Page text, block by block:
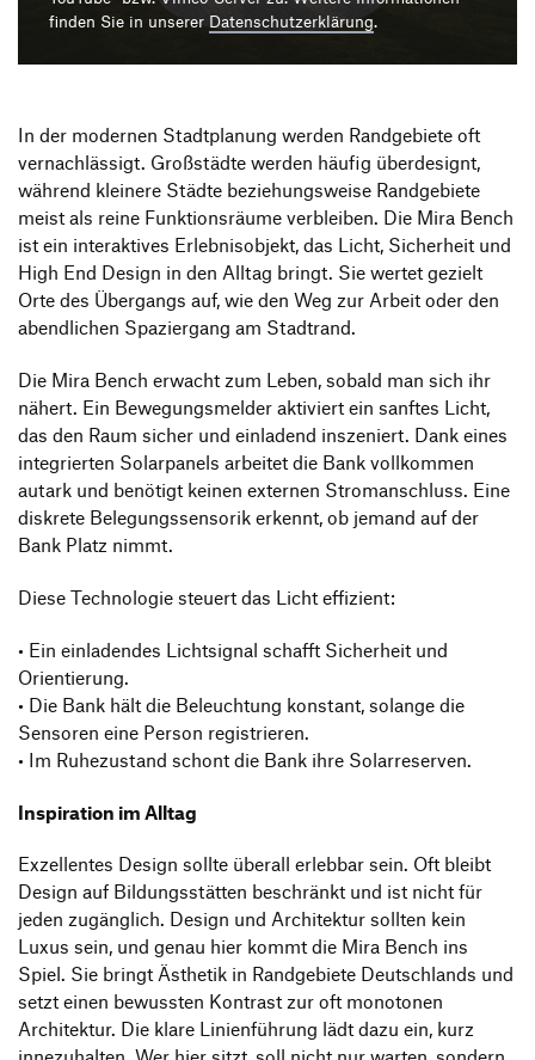
Transfer und Kooperation
Produktgestaltung B.A.
finden Sie in unserer Datenschutzerklärung.
In der modernen Stadtplanung werden Randgebiete oft
vernachlässigt. Großstädte werden häufig überdesignt,
während kleinere Städte beziehungsweise Randgebiete
meist als reine Funktionsräume verbleiben. Die Mira Bench
ist ein interaktives Erlebnisobjekt, das Licht, Sicherheit und
High End Design in den Alltag bringt. Sie wertet gezielt
Orte des Übergangs auf, wie den Weg zur Arbeit oder den
abendlichen Spaziergang am Stadtrand.
Die Mira Bench erwacht zum Leben, sobald man sich ihr
nähert. Ein Bewegungsmelder aktiviert ein sanftes Licht,
das den Raum sicher und einladend inszeniert. Dank eines
integrierten Solarpanels arbeitet die Bank vollkommen
autark und benötigt keinen externen Stromanschluss. Eine
diskrete Belegungssensorik erkennt, ob jemand auf der
Bank Platz nimmt.
Diese Technologie steuert das Licht effizient:
• Ein einladendes Lichtsignal schafft Sicherheit und
Orientierung.
• Die Bank hält die Beleuchtung konstant, solange die
Sensoren eine Person registrieren.
• Im Ruhezustand schont die Bank ihre Solarreserven.
Inspiration im Alltag
Exzellentes Design sollte überall erlebbar sein. Oft bleibt
Design auf Bildungsstätten beschränkt und ist nicht für
jeden zugänglich. Design und Architektur sollten kein
Luxus sein, und genau hier kommt die Mira Bench ins
Spiel. Sie bringt Ästhetik in Randgebiete Deutschlands und
setzt einen bewussten Kontrast zur oft monotonen
Architektur. Die klare Linienführung lädt dazu ein, kurz